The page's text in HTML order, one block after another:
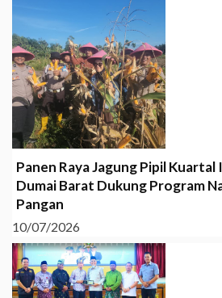
Panen Raya Jagung Pipil Kuartal
Dumai Barat Dukung Program
Pangan
10/07/2026